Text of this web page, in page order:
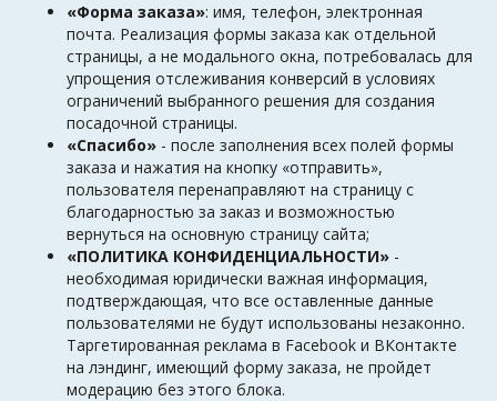
«Форма заказа»: имя, телефон, электронная
почта. Реализация формы заказа как отдельной
страницы, а не модального окна, потребовалась для
упрощения отслеживания конверсий в условиях
ограничений выбранного решения для создания
посадочной страницы.
«Спасибо» - после заполнения всех полей формы
заказа и нажатия на кнопку «отправить»,
пользователя перенаправляют на страницу с
благодарностью за заказ и возможностью
вернуться на основную страницу сайта;
«ПОЛИТИКА КОНФИДЕНЦИАЛЬНОСТИ» -
необходимая юридически важная информация,
подтверждающая, что все оставленные данные
пользователями не будут использованы незаконно.
Таргетированная реклама в Facebook и ВКонтакте
на лэндинг, имеющий форму заказа, не пройдет
модерацию без этого блока.